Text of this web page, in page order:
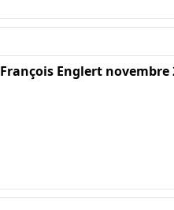
François Englert novembre